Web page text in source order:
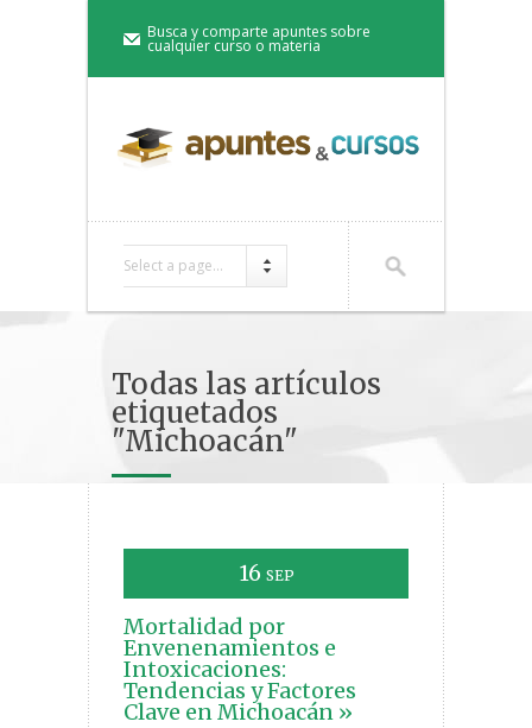
Busca y comparte apuntes sobre
cualquier curso o materia
Select a page...
Todas las artículos
etiquetados
"Michoacán"
16 SEP
Mortalidad por
Envenenamientos e
Intoxicaciones:
Tendencias y Factores
Clave en Michoacán »